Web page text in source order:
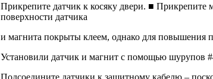
Прикрепите датчик к косяку двери. ■
поверхности датчика
и магнита покрыты клеем, однако для повышения
Установили датчик и магнит с помощью шурупов
Подсоедините датчики к защитному кабелю –